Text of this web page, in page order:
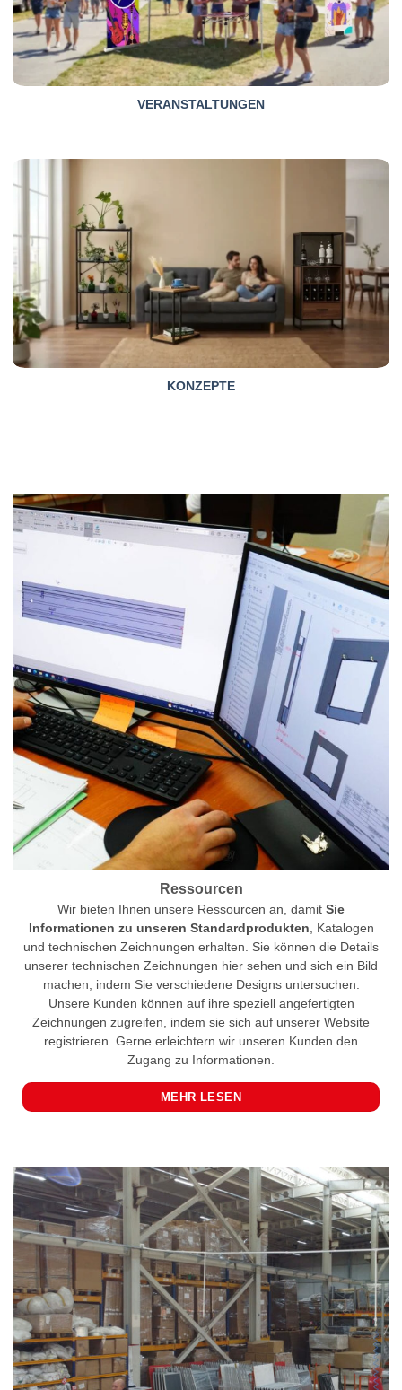
VERANSTALTUNGEN
KONZEPTE
Ressourcen
Wir bieten Ihnen unsere Ressourcen an, damit Sie
Informationen zu unseren Standardprodukten , Katalogen
und technischen Zeichnungen erhalten. Sie können die Details
unserer technischen Zeichnungen hier sehen und sich ein Bild
machen, indem Sie verschiedene Designs untersuchen.
Unsere Kunden können auf ihre speziell angefertigten
Zeichnungen zugreifen, indem sie sich auf unserer Website
registrieren. Gerne erleichtern wir unseren Kunden den
Zugang zu Informationen.
MEHR LESEN